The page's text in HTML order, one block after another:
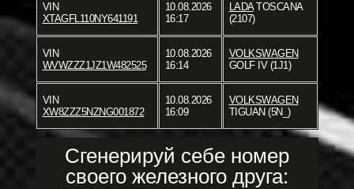
VIN
XTAGFL110NY641191
10.08.2026
16:17
LADATOSCANA
(2107)
VIN
WVWZZZ1JZ1W482525
10.08.2026
16:14
VOLKSWAGEN
GOLF IV (1J1)
VIN
XW8ZZZ5NZNG001872
10.08.2026
16:09
VOLKSWAGEN
TIGUAN (5N_)
Сгенерируй себе номер
своего железного друга: